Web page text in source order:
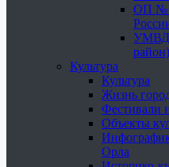
ОП №
УМВД
район)
Культура
Культура
Жизнь
Фестивали
Объекты
Орла